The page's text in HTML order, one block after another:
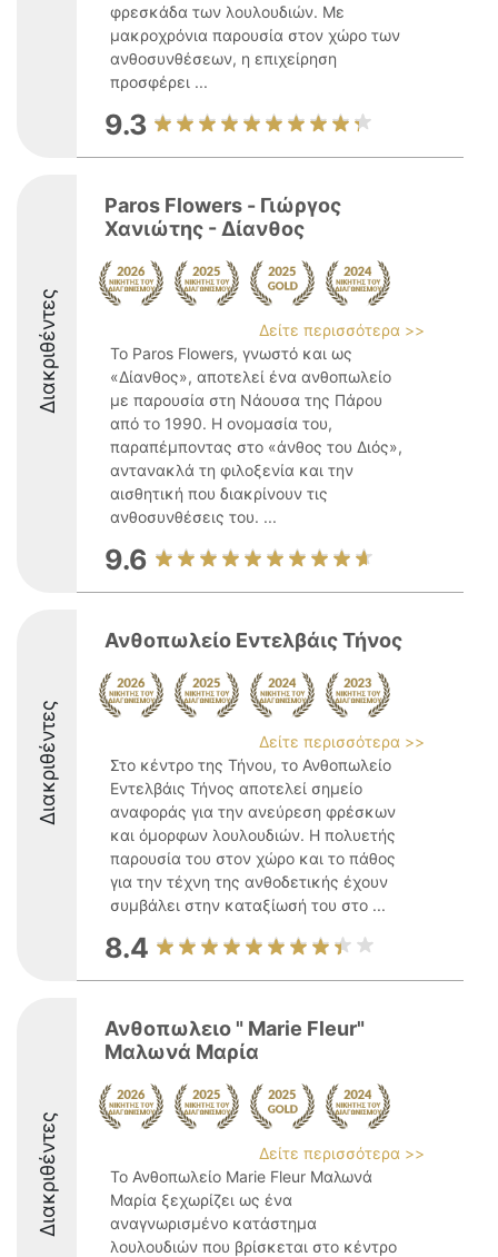
φρεσκάδα των λουλουδιών. Με
μακροχρόνια παρουσία στον χώρο των
ανθοσυνθέσεων, η επιχείρηση
προσφέρει ...
9.3
Διακριθέντες
Paros Flowers - Γιώργος
Χανιώτης - Δίανθος
Δείτε περισσότερα >>
Το Paros Flowers, γνωστό και ως
«Δίανθος», αποτελεί ένα ανθοπωλείο
με παρουσία στη Νάουσα της Πάρου
από το 1990. Η ονομασία του,
παραπέμποντας στο «άνθος του Διός»,
αντανακλά τη φιλοξενία και την
αισθητική που διακρίνουν τις
ανθοσυνθέσεις του. ...
9.6
Διακριθέντες
Ανθοπωλείο Εντελβάις Τήνος
Δείτε περισσότερα >>
Στο κέντρο της Τήνου, το Ανθοπωλείο
Εντελβάις Τήνος αποτελεί σημείο
αναφοράς για την ανεύρεση φρέσκων
και όμορφων λουλουδιών. Η πολυετής
παρουσία του στον χώρο και το πάθος
για την τέχνη της ανθοδετικής έχουν
συμβάλει στην καταξίωσή του στο ...
8.4
Διακριθέντες
Ανθοπωλειο " Marie Fleur"
Μαλωνά Μαρία
Δείτε περισσότερα >>
Το Ανθοπωλείο Marie Fleur Μαλωνά
Μαρία ξεχωρίζει ως ένα
αναγνωρισμένο κατάστημα
λουλουδιών που βρίσκεται στο κέντρο